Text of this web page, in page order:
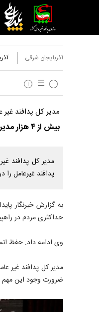
آذربایجان شرقی
مدیر کل پدافند غیر
بیش از ۴ هزار مدیر مدرسه آموزش های پدافند غیرعامل را گذرانده اند
پدافند غیرعامل را
به گزارش خبرنگار
حداکثری مردم در راهپیمایی ۲۲ بهمن پدافند غیرعامل ارزشمندی در مقابله با
وی ادامه داد: حفظ
مدیر کل پدافند غیر
ضرورت وجود این مهم